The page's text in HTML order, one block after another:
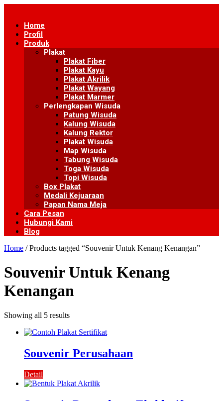
contentHome
Profil
Produk
Plakat
Plakat Fiber
Plakat Kayu
Plakat Akrilik
Plakat Wayang
Plakat Marmer
Perlengkapan Wisuda
Patung Wisuda
Kalung Wisuda
Kalung Rektor
Plakat Wisuda
Map Wisuda
Tabung Wisuda
Toga Wisuda
Topi Wisuda
Box Plakat
Medali Kejuaraan
Papan Nama Meja
Cara Pesan
Hubungi Kami
Blog
Home / Products tagged “Souvenir Untuk Kenang Kenangan”
Souvenir Untuk Kenang
Kenangan
Showing all 5 results
Souvenir Perusahaan
Detail